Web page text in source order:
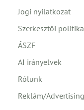
Jogi nyilatkozat
Szerkesztői politika
ÁSZF
AI irányelvek
Rólunk
Reklám/Advertising